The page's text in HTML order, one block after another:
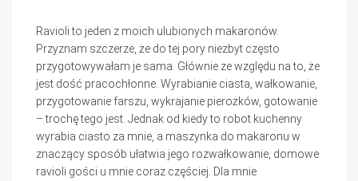
Ravioli to jeden z moich ulubionych makaronów.
Przyznam szczerze, że do tej pory niezbyt często
przygotowywałam je sama. Głównie ze względu na to, że
jest dość pracochłonne. Wyrabianie ciasta, wałkowanie,
przygotowanie farszu, wykrajanie pierożków, gotowanie
– trochę tego jest. Jednak od kiedy to robot kuchenny
wyrabia ciasto za mnie, a maszynka do makaronu w
znaczący sposób ułatwia jego rozwałkowanie, domowe
ravioli gości u mnie coraz częściej. Dla mnie